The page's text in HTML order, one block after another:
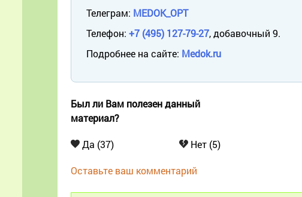
Телеграм: MEDOK_OPT
Телефон: +7 (495) 127-79-27, добавочный 9.
Подробнее на сайте: Medok.ru
Был ли Вам полезен данный
материал?
Да (37) Нет (5)
Оставьте ваш комментарий